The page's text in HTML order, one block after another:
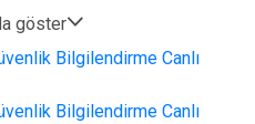
göster
Bilgilendirme Canlı
Bilgilendirme Canlı